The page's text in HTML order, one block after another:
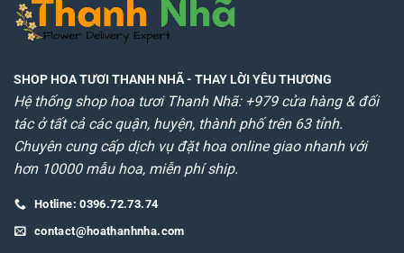
SHOP HOA TƯƠI THANH NHÃ- THAY LỜI YÊU THƯƠNG
Hệ thống shop hoa tươi Thanh Nhã: +979 cửa hàng & đối
tác ở tất cả các quận, huyện, thành phố trên 63 tỉnh.
Chuyên cung cấp dịch vụ đặt hoa online giao nhanh với
hơn 10000 mẫu hoa, miễn phí ship.
Hotline: 0396.72.73.74
contact@hoathanhnha.com